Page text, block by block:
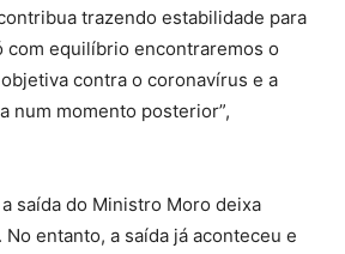
trazendo estabilidade para
com equilíbrio encontraremos o
contra o coronavírus e a
num momento posterior”,
saída do Ministro Moro deixa
entanto, a saída já aconteceu e